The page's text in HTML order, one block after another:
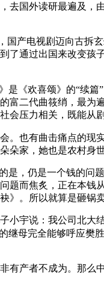
国外读研最遍及，
产电视剧迈向古拆
通过出国来改变孩
欢喜颂》的“续篇
二代曲筱绡，最
压力相关，既能从
也有曲击痛点的现实
朵家，她也是农村身世
，仍是一个钱的问
而焦炙，正在本
》。所以就算是砸锅卖
宇说：我公司北
母完全能够呼应樊
产者不成为。那么